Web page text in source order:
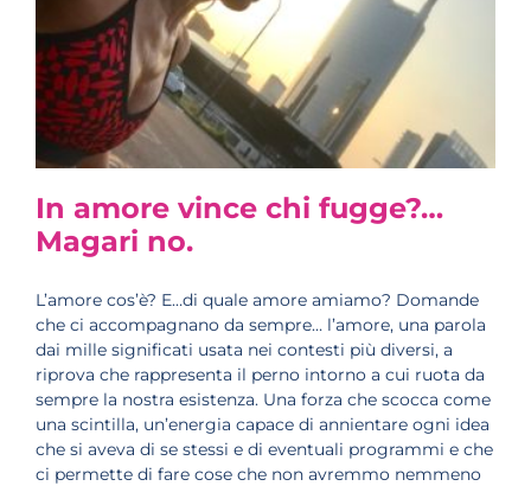
In amore vince chi fugge?…
Magari no.
L’amore cos’è? E…di quale amore amiamo? Domande
che ci accompagnano da sempre… l’amore, una parola
dai mille significati usata nei contesti più diversi, a
riprova che rappresenta il perno intorno a cui ruota da
sempre la nostra esistenza. Una forza che scocca come
una scintilla, un’energia capace di annientare ogni idea
che si aveva di se stessi e di eventuali programmi e che
ci permette di fare cose che non avremmo nemmeno